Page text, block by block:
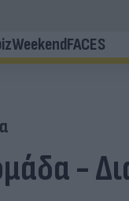
WeekendFACES
-